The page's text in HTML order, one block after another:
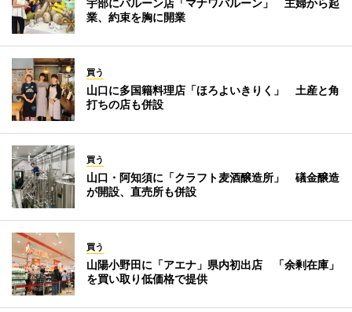
業、約束を胸に開業
買う
山口に多国籍料理店「ほろよいきりく」 土産と角
打ちの店も併設
買う
山口・阿知須に「クラフト麦酒醸造所」 礒金醸造
が開設、直売所も併設
買う
山陽小野田に「アエナ」県内初出店 「余剰在庫」
を買い取り低価格で提供